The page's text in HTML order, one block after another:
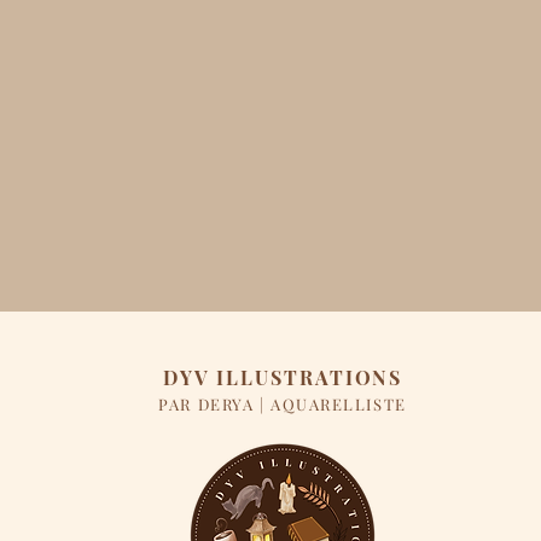
DYV ILLUSTRATIONS
PAR DERYA | AQUARELLISTE